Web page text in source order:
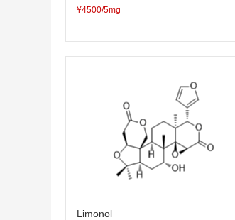
¥4500/5mg
Limonol